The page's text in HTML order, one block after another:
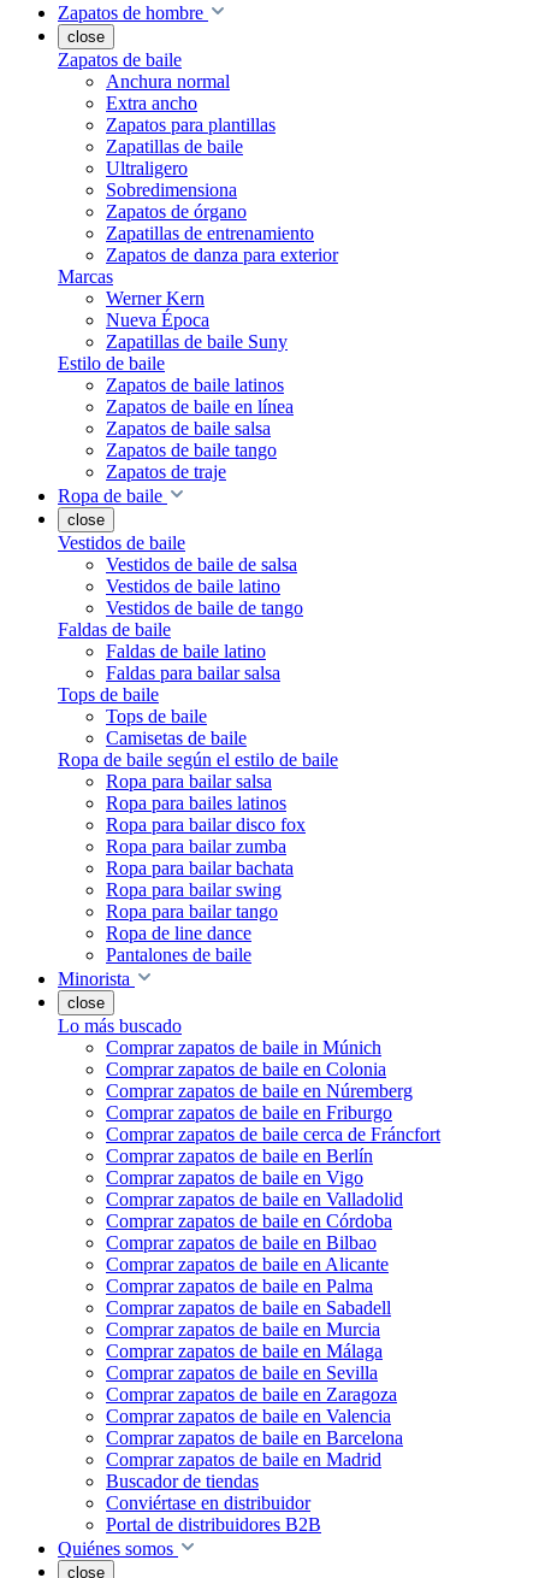
Zapatos de hombre
close
Zapatos de baile
Anchura normal
Extra ancho
Zapatos para plantillas
Zapatillas de baile
Ultraligero
Sobredimensiona
Zapatos de órgano
Zapatillas de entrenamiento
Zapatos de danza para exterior
Marcas
Werner Kern
Nueva Época
Zapatillas de baile Suny
Estilo de baile
Zapatos de baile latinos
Zapatos de baile en línea
Zapatos de baile salsa
Zapatos de baile tango
Zapatos de traje
Ropa de baile
close
Vestidos de baile
Vestidos de baile de salsa
Vestidos de baile latino
Vestidos de baile de tango
Faldas de baile
Faldas de baile latino
Faldas para bailar salsa
Tops de baile
Tops de baile
Camisetas de baile
Ropa de baile según el estilo de baile
Ropa para bailar salsa
Ropa para bailes latinos
Ropa para bailar disco fox
Ropa para bailar zumba
Ropa para bailar bachata
Ropa para bailar swing
Ropa para bailar tango
Ropa de line dance
Pantalones de baile
Minorista
close
Lo más buscado
Comprar zapatos de baile in Múnich
Comprar zapatos de baile en Colonia
Comprar zapatos de baile en Núremberg
Comprar zapatos de baile en Friburgo
Comprar zapatos de baile cerca de Fráncfort
Comprar zapatos de baile en Berlín
Comprar zapatos de baile en Vigo
Comprar zapatos de baile en Valladolid
Comprar zapatos de baile en Córdoba
Comprar zapatos de baile en Bilbao
Comprar zapatos de baile en Alicante
Comprar zapatos de baile en Palma
Comprar zapatos de baile en Sabadell
Comprar zapatos de baile en Murcia
Comprar zapatos de baile en Málaga
Comprar zapatos de baile en Sevilla
Comprar zapatos de baile en Zaragoza
Comprar zapatos de baile en Valencia
Comprar zapatos de baile en Barcelona
Comprar zapatos de baile en Madrid
Buscador de tiendas
Conviértase en distribuidor
Portal de distribuidores B2B
Quiénes somos
close